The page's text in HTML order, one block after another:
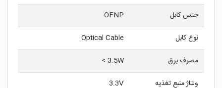
جنس کابل
OFNP
نوع کابل
Optical Cable
مصرف برق
3.5W >
ولتاژ منبع تغذیه
3.3V